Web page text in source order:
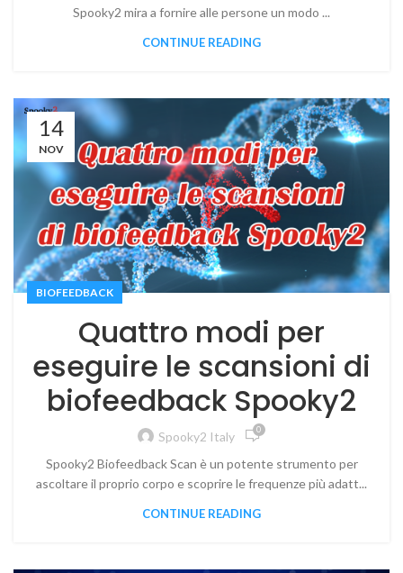
Spooky2 mira a fornire alle persone un modo ...
CONTINUE READING
14
NOV
BIOFEEDBACK
Quattro modi per
eseguire le scansioni di
biofeedback Spooky2
Spooky2 Italy 0
Spooky2 Biofeedback Scan è un potente strumento per
ascoltare il proprio corpo e scoprire le frequenze più adatt...
CONTINUE READING